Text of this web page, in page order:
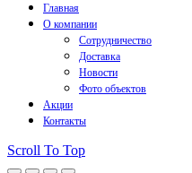
Главная
О компании
Сотрудничество
Доставка
Новости
Фото объектов
Акции
Контакты
Scroll To Top